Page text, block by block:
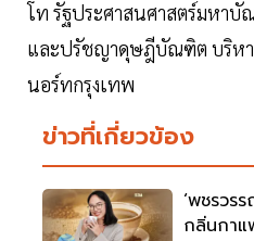
โท รัฐประศาสนศาสตร์มหาบั
และปรัชญาดุษฎีบัณฑิต บริหา
นอร์ทกรุงเทพ
ข่าวที่เกี่ยวข้อง
‘พชรวร
กลิ่นกาแ